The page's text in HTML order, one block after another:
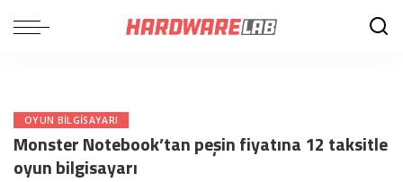
OYUN BILGISAYARI
Monster Notebook’tan peşin fiyatına 12 taksitle
oyun bilgisayarı